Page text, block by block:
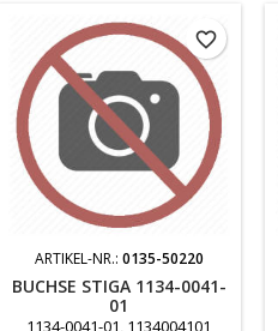
ARTIKEL-NR.: 0135-50220
BUCHSE STIGA 1134-0041-
01
1134-0041-01, 1134004101
favorite_border